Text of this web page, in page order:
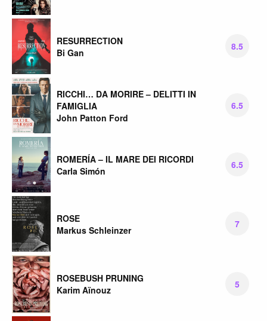
RESURRECTION
Bi Gan
8.5
RICCHI… DA MORIRE – DELITTI IN
FAMIGLIA
John Patton Ford
6.5
ROMERÍA – IL MARE DEI RICORDI
Carla Simón
6.5
ROSE
Markus Schleinzer
7
ROSEBUSH PRUNING
Karim Aïnouz
5